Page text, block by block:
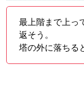
最上階まで上っ
返そう。
塔の外に落ちる